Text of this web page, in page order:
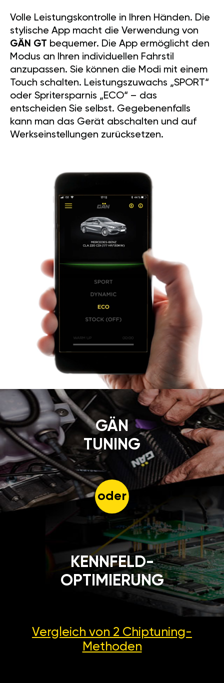
Volle Leistungskontrolle in Ihren Händen. Die
stylische App macht die Verwendung von
GÄN GT bequemer. Die App ermöglicht den
Modus an Ihren individuellen Fahrstil
anzupassen. Sie können die Modi mit einem
Touch schalten. Leistungszuwachs „SPORT“
oder Spritersparnis „ECO“ – das
entscheiden Sie selbst. Gegebenenfalls
kann man das Gerät abschalten und auf
Werkseinstellungen zurücksetzen.
GÄN
TUNING
oder
KENNFELD-
OPTIMIERUNG
Vergleich von 2 Chiptuning-
Methoden